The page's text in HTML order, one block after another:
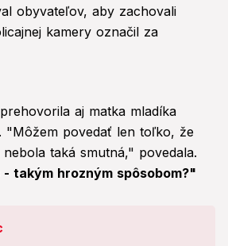
obyvateľov, aby zachovali
kamery označil za
aj matka mladíka
"Môžem povedať len toľko, že
taká smutná," povedala.
takým hrozným spôsobom?"